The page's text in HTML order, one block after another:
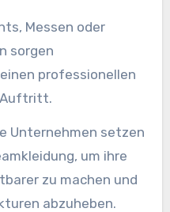
Messen oder
sorgen
professionellen
Auftritt.
Unternehmen setzen
um ihre
zu machen und
abzuheben.